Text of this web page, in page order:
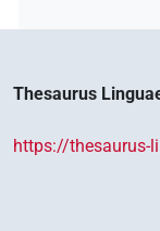
Thesaurus
https://thesaurus-